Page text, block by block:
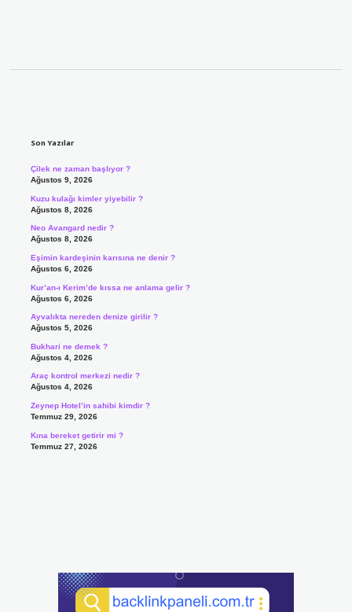
Son Yazılar
Çilek ne zaman başlıyor ?
Ağustos 9, 2026
Kuzu kulağı kimler yiyebilir ?
Ağustos 8, 2026
Neo Avangard nedir ?
Ağustos 8, 2026
Eşimin kardeşinin karısına ne denir ?
Ağustos 6, 2026
Kur’an-ı Kerim’de kıssa ne anlama gelir ?
Ağustos 6, 2026
Ayvalıkta nereden denize girilir ?
Ağustos 5, 2026
Bukhari ne demek ?
Ağustos 4, 2026
Araç kontrol merkezi nedir ?
Ağustos 4, 2026
Zeynep Hotel’in sahibi kimdir ?
Temmuz 29, 2026
Kına bereket getirir mi ?
Temmuz 27, 2026